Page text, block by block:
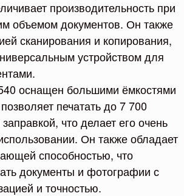
производительность при
объемом документов. Он также
сканирования и копирования,
устройством для
оснащен большими ёмкостями
печатать до 7 700
что делает его очень
Он также обладает
способностью, что
документы и фотографии с
и точностью.